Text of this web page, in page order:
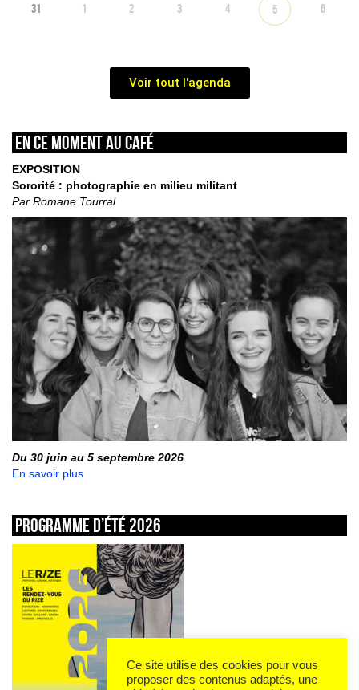
31 1 2 3 4 5 6
Voir tout l'agenda
En ce moment au café
EXPOSITION
Sororité : photographie en milieu militant
Par Romane Tourral
Du 30 juin au 5 septembre 2026
En savoir plus
Programme d’été 2026
Ce site utilise des cookies pour vous
proposer des contenus adaptés, une